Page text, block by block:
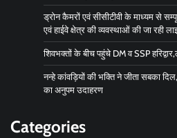
ड्रोन कैमरों एवं सीसीटीवी के माध्यम से
एवं हाईवे क्षेत्र की व्यवस्थाओं की जा रही
शिवभक्तों के बीच पहुंचे DM व SSP
नन्हे कांवड़ियों की भक्ति ने जीता सबका
का अनुपम उदाहरण
Categories